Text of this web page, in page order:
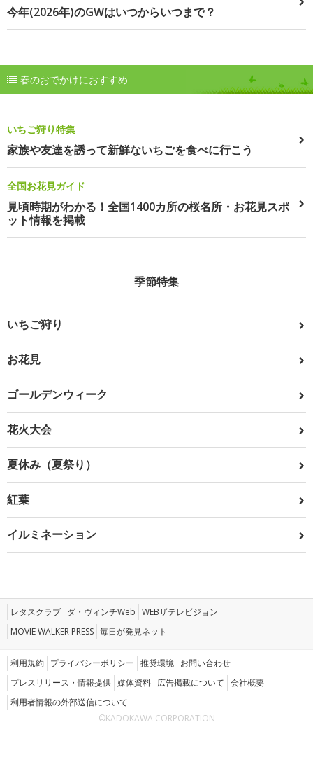
今年(2026年)のGWはいつからいつまで？
春のおでかけにおすすめ
いちご狩り特集
家族や友達を誘って新鮮ないちごを食べに行こう
全国お花見ガイド
見頃時期がわかる！全国1400カ所の桜名所・お花見スポ
ット情報を掲載
季節特集
いちご狩り
お花見
ゴールデンウィーク
花火大会
夏休み（夏祭り）
紅葉
イルミネーション
レタスクラブ ダ・ヴィンチWeb WEBザテレビジョン
MOVIE WALKER PRESS 毎日が発見ネット
利用規約 プライバシーポリシー 推奨環境 お問い合わせ
プレスリリース・情報提供 媒体資料 広告掲載について 会社概要
利用者情報の外部送信について
©KADOKAWA CORPORATION